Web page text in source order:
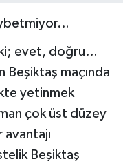
ki; evet, doğru…
maçında
yetinmek
çok üst düzey
Beşiktaş